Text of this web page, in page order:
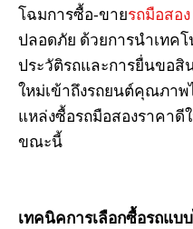
โฉมการซื้อ-ขายรถมือสอง
ปลอดภัย ด้วยการนำเทค
ประวัติรถและการยื่นขอสิ
ใหม่เข้าถึงรถยนต์คุณภาพ
แหล่งซื้อรถมือสองราคาดี
ขณะนี้
เทคนิคการเลือกซื้อรถแบ